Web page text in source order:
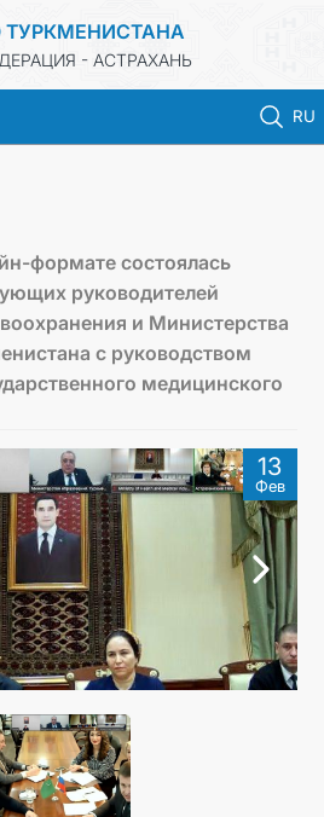
ТУРКМЕНИСТАНА
- АСТРАХАНЬ
RU
ДОКУМЕНТЫ
ДАННЫЕ
формате состоялась
руководителей
и Министерства
с руководством
медицинского
13
Фев